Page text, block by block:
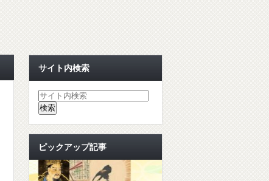
サイト内検索
ピックアップ記事